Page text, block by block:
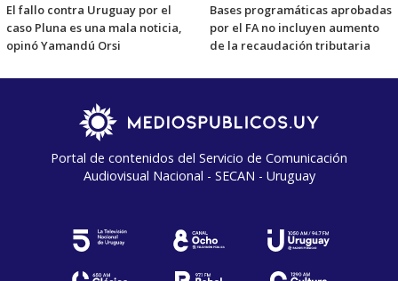
El fallo contra Uruguay por el
caso Pluna es una mala noticia,
opinó Yamandú Orsi
Bases programáticas aprobadas
por el FA no incluyen aumento
de la recaudación tributaria
Portal de contenidos del Servicio de Comunicación
Audiovisual Nacional - SECAN - Uruguay